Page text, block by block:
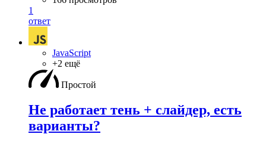
1
ответ
JavaScript
+2 ещё
Простой
Не работает тень + слайдер, есть
варианты?